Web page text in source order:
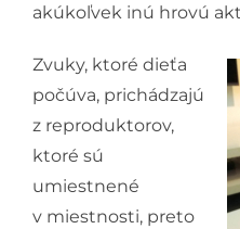
akúkoľvek inú hrovú
Zvuky, ktoré dieťa
počúva, prichádzajú
z reproduktorov,
ktoré sú
umiestnené
v miestnosti, preto